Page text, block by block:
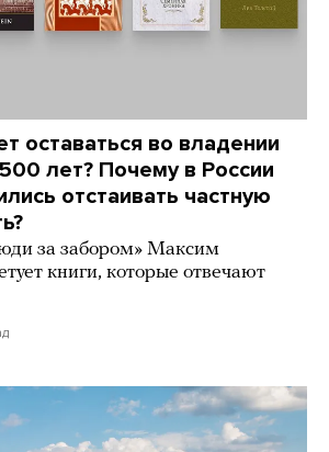
оставаться во владении
лет? Почему в России
отстаивать частную
за забором» Максим
книги, которые отвечают